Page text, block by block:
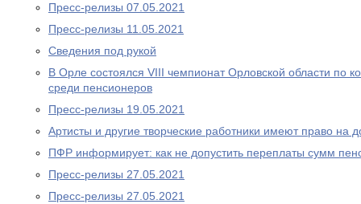
Пресс-релизы 07.05.2021
Пресс-релизы 11.05.2021
Сведения под рукой
В Орле состоялся VIII чемпионат Орловской области по
среди пенсионеров
Пресс-релизы 19.05.2021
Артисты и другие творческие работники имеют право на
ПФР информирует: как не допустить переплаты сумм
Пресс-релизы 27.05.2021
Пресс-релизы 27.05.2021